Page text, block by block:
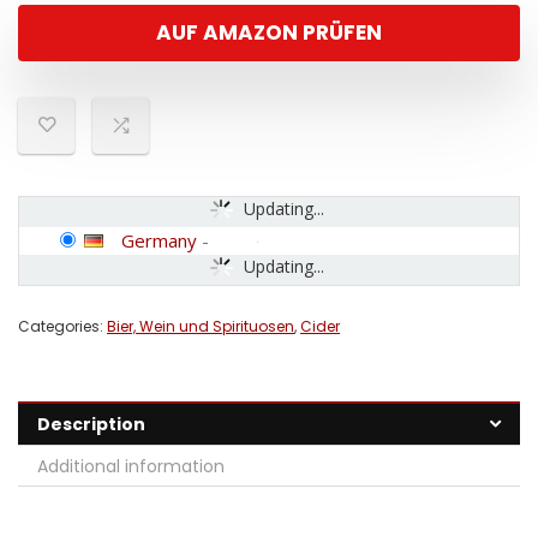
AUF AMAZON PRÜFEN
Updating...
Updating...
Germany -
Categories: Bier, Wein und Spirituosen,Cider
Description
Additional information